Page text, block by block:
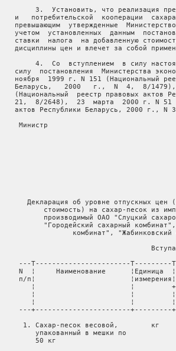
3.  Установить, что реализация
и   потребительской  кооперации
превышающим  утвержденные
учетом  установленных  данным
ставки  налога  на добавленную
дисциплины цен и влечет за собой
4.  Со  вступлением  в силу
силу  постановления  Министерства
ноября  1999 г. N 151 (Национальный
Беларусь,   2000   г.,  N  4,  8/
(Национальный  реестр правовых актов
21,  8/2648),  23  марта  2000 г. N 51
актов Республики Беларусь, 2000 г., N
Министр
Декларация об уровне отпускных цен
стоимость) на сахар-песок из
производимый ОАО "Слуцкий
"Городейский сахарный
комбинат", "Жабинковский
---T-----------------------
N  ¦     Наименование      ¦Единица  ¦
п/п¦                       ¦измерения¦
¦                       ¦
¦                       ¦
¦                       ¦
---+-----------------------+---------
1. Сахар-песок весовой,        кг
     упакованный в мешки по
     50 кг